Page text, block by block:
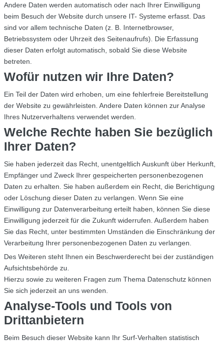
Andere Daten werden automatisch oder nach Ihrer Einwilligung
beim Besuch der Website durch unsere IT- Systeme erfasst. Das
sind vor allem technische Daten (z. B. Internetbrowser,
Betriebssystem oder Uhrzeit des Seitenaufrufs). Die Erfassung
dieser Daten erfolgt automatisch, sobald Sie diese Website
betreten.
Wofür nutzen wir Ihre Daten?
Ein Teil der Daten wird erhoben, um eine fehlerfreie Bereitstellung
der Website zu gewährleisten. Andere Daten können zur Analyse
Ihres Nutzerverhaltens verwendet werden.
Welche Rechte haben Sie bezüglich
Ihrer Daten?
Sie haben jederzeit das Recht, unentgeltlich Auskunft über Herkunft,
Empfänger und Zweck Ihrer gespeicherten personenbezogenen
Daten zu erhalten. Sie haben außerdem ein Recht, die Berichtigung
oder Löschung dieser Daten zu verlangen. Wenn Sie eine
Einwilligung zur Datenverarbeitung erteilt haben, können Sie diese
Einwilligung jederzeit für die Zukunft widerrufen. Außerdem haben
Sie das Recht, unter bestimmten Umständen die Einschränkung der
Verarbeitung Ihrer personenbezogenen Daten zu verlangen.
Des Weiteren steht Ihnen ein Beschwerderecht bei der zuständigen
Aufsichtsbehörde zu.
Hierzu sowie zu weiteren Fragen zum Thema Datenschutz können
Sie sich jederzeit an uns wenden.
Analyse-Tools und Tools von
Drittanbietern
Beim Besuch dieser Website kann Ihr Surf-Verhalten statistisch